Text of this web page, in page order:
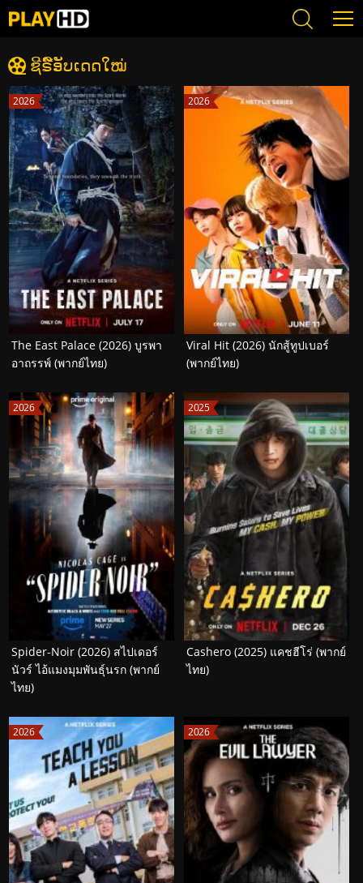
ຊີຣີ໌ອັບເດດໃໝ່
2026
The East Palace (2026) บูรพา
อาถรรพ์ (พากย์ไทย)
2026
Viral Hit (2026) นักสู้ทูปเบอร์
(พากย์ไทย)
2026
Spider-Noir (2026) สไปเดอร์
นัวร์ ไอ้แมงมุมพันธุ์นรก (พากย์
ไทย)
2025
Cashero (2025) แคชฮีโร่ (พากย์
ไทย)
2026 2026